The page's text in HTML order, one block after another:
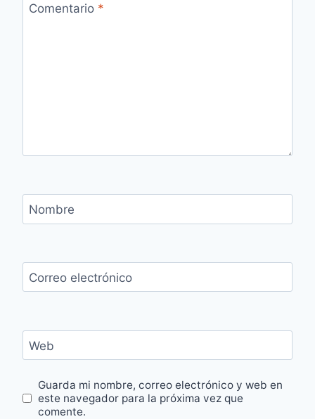
Comentario *
Nombre
Correo electrónico
Web
Guarda mi nombre, correo electrónico y web en
este navegador para la próxima vez que
comente.